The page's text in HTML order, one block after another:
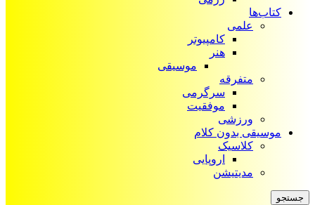
کتاب‌ها
علمی
کامپیوتر
هنر
موسیقی
متفرقه
سرگرمی
موفقیت
ورزشی
موسیقی بدون کلام
کلاسیک
اروپایی
مدیتیشن
جستجو